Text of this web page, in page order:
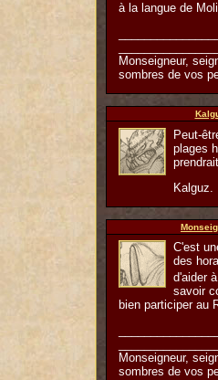
à la langue de
Monseigneur,
sombres de vos
Peut-
plages
Kalguz.
C'est
des
d'aider
savoir
bien participer au
Monseigneur,
sombres de vos